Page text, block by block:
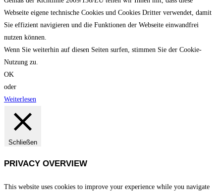
Webseite eigene technische Cookies und Cookies Dritter verwendet, damit
Sie effizient navigieren und die Funktionen der Webseite einwandfrei
nutzen können.
Wenn Sie weiterhin auf diesen Seiten surfen, stimmen Sie der Cookie-
Nutzung zu.
OK
oder
Weiterlesen
Schließen
PRIVACY OVERVIEW
This website uses cookies to improve your experience while you navigate